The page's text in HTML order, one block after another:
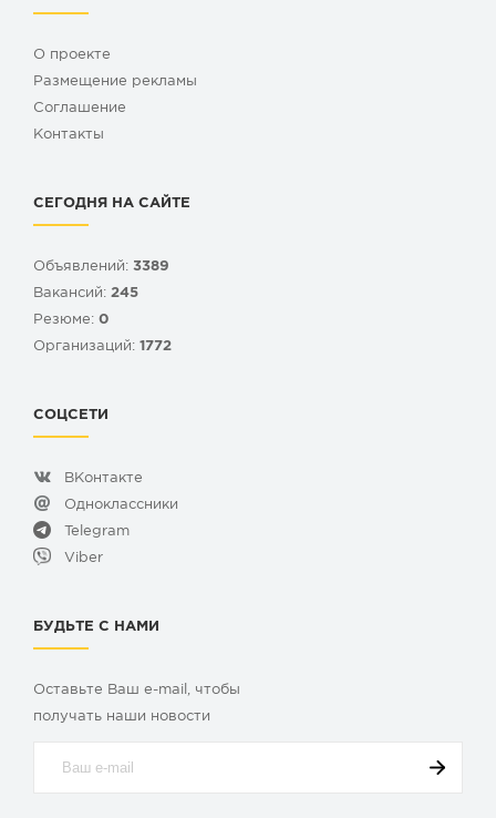
О проекте
Размещение рекламы
Cоглашение
Контакты
СЕГОДНЯ НА САЙТЕ
Объявлений: 3389
Вакансий: 245
Резюме: 0
Организаций: 1772
СОЦСЕТИ
ВКонтакте
Одноклассники
Telegram
Viber
БУДЬТЕ С НАМИ
Оставьте Ваш e-mail, чтобы
получать наши новости